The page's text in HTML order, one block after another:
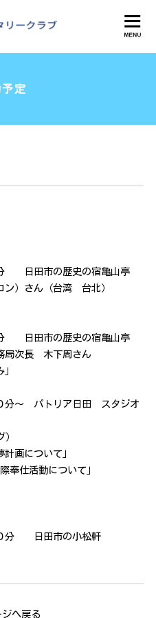
日田ロータリークラブ
定
日田市の歴史の宿亀山亭
）さん（台湾 台北）
分 日田市の歴史の宿亀山亭
局次長 木下周さん
分〜 パトリア日田 スタジオ
画について」
奉仕活動について」
分 日田市の小松軒
へ戻る